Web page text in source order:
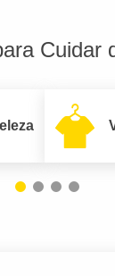
Cuidar